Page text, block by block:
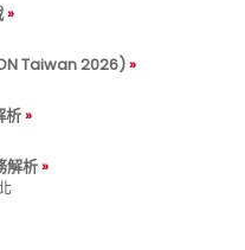
Taiwan 2026)
析
解析